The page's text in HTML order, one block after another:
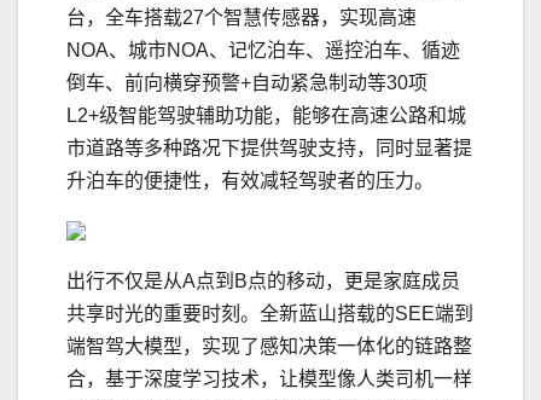
台，全车搭载27个智慧传感器，实现高速
NOA、城市NOA、记忆泊车、遥控泊车、循迹
倒车、前向横穿预警+自动紧急制动等30项
L2+级智能驾驶辅助功能，能够在高速公路和城
市道路等多种路况下提供驾驶支持，同时显著提
升泊车的便捷性，有效减轻驾驶者的压力。
出行不仅是从A点到B点的移动，更是家庭成员
共享时光的重要时刻。全新蓝山搭载的SEE端到
端智驾大模型，实现了感知决策一体化的链路整
合，基于深度学习技术，让模型像人类司机一样